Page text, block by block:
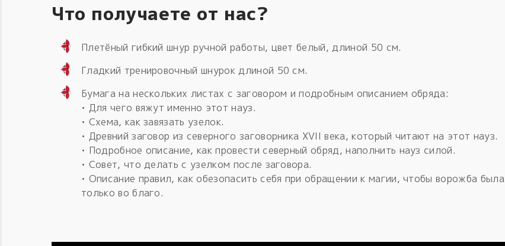
Что получаете от нас?
Плетёный гибкий шнур ручной работы, цвет белый, длиной 50 см.
Гладкий тренировочный шнурок длиной 50 см.
Бумага на нескольких листах с заговором и подробным описанием обряда:
• Для чего вяжут именно этот науз.
• Схема, как завязать узелок.
• Древний заговор из северного заговорника XVII века, который читают на этот науз.
• Подробное описание, как провести северный обряд, наполнить науз силой.
• Совет, что делать с узелком после заговора.
• Описание правил, как обезопасить себя при обращении к магии, чтобы ворожба была
только во благо.